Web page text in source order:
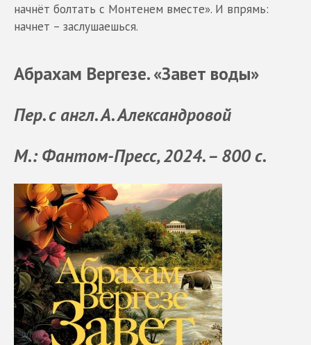
начнёт болтать с Монтенем вместе». И впрямь:
начнет – заслушаешься.
Абрахам Вергезе. «Завет воды»
Пер. с англ. А. Александровой
М.: Фантом-Пресс, 2024. – 800 с.